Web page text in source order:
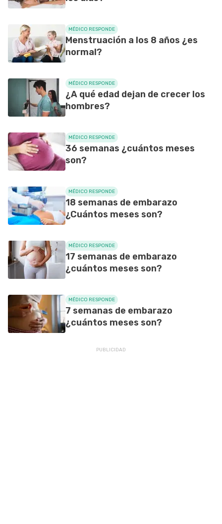
MÉDICO RESPONDE
Menstruación a los 8 años ¿es
normal?
MÉDICO RESPONDE
¿A qué edad dejan de crecer los
hombres?
MÉDICO RESPONDE
36 semanas ¿cuántos meses
son?
MÉDICO RESPONDE
18 semanas de embarazo
¿Cuántos meses son?
MÉDICO RESPONDE
17 semanas de embarazo
¿cuántos meses son?
MÉDICO RESPONDE
7 semanas de embarazo
¿cuántos meses son?